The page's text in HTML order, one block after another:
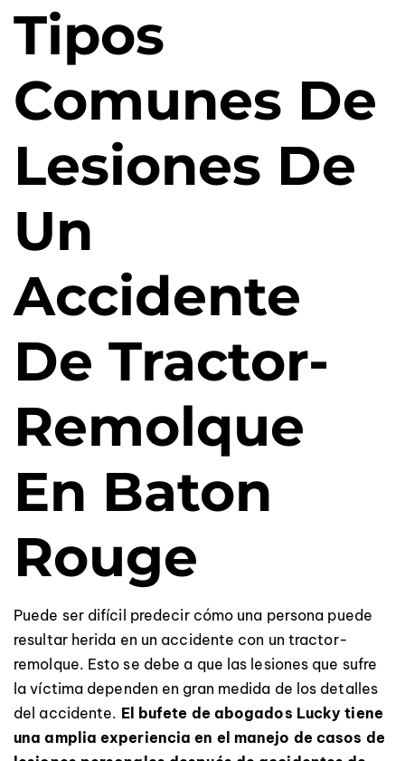
Tipos
Comunes De
Lesiones De
Un
Accidente
De Tractor-
Remolque
En Baton
Rouge
Puede ser difícil predecir cómo una persona puede
resultar herida en un accidente con un tractor-
remolque. Esto se debe a que las lesiones que sufre
la víctima dependen en gran medida de los detalles
del accidente. El bufete de abogados Lucky tiene
una amplia experiencia en el manejo de casos de